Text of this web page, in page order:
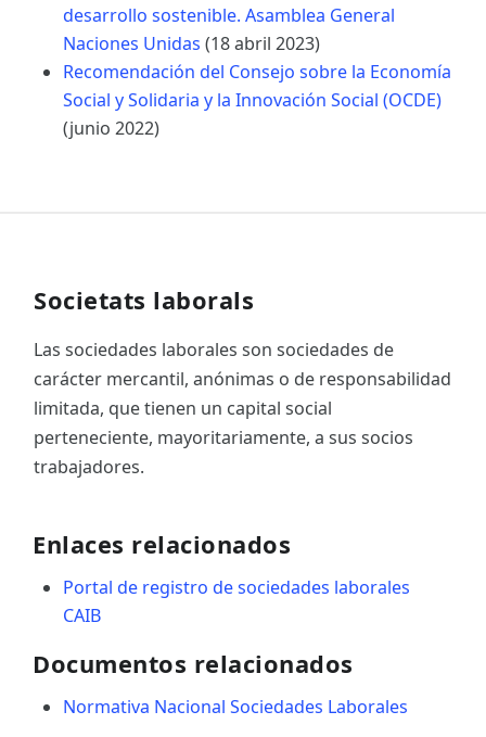
desarrollo sostenible. Asamblea General
Naciones Unidas (18 abril 2023)
Recomendación del Consejo sobre la Economía
Social y Solidaria y la Innovación Social (OCDE)
(junio 2022)
Societats laborals
Las sociedades laborales son sociedades de
carácter mercantil, anónimas o de responsabilidad
limitada, que tienen un capital social
perteneciente, mayoritariamente, a sus socios
trabajadores.
Enlaces relacionados
Portal de registro de sociedades laborales
CAIB
Documentos relacionados
Normativa Nacional Sociedades Laborales